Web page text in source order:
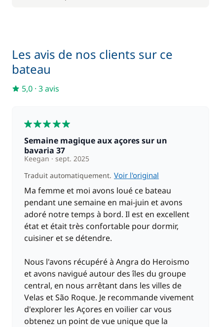
Les avis de nos clients sur ce
bateau
5,0 · 3 avis
Semaine magique aux açores sur un
bavaria 37
Keegan
sept. 2025
Traduit automatiquement. Voir l'original
Ma femme et moi avons loué ce bateau
pendant une semaine en mai-juin et avons
adoré notre temps à bord. Il est en excellent
état et était très confortable pour dormir,
cuisiner et se détendre.
Nous l'avons récupéré à Angra do Heroismo
et avons navigué autour des îles du groupe
central, en nous arrêtant dans les villes de
Velas et São Roque. Je recommande vivement
d'explorer les Açores en voilier car vous
obtenez un point de vue unique que la